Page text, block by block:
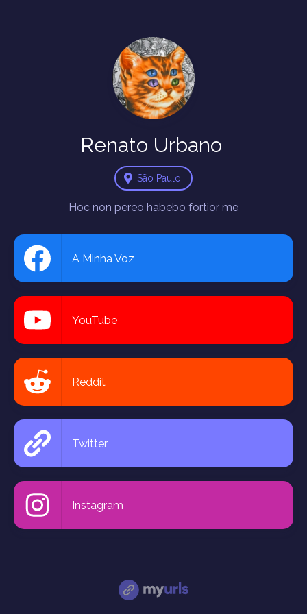
Renato Urbano
São Paulo
A Minha Voz
YouTube
Reddit
Twitter
Instagram